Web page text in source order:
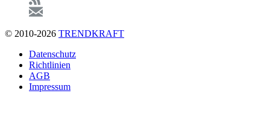
© 2010-2026 TRENDKRAFT
FußzeileDatenschutz
Richtlinien
AGB
Impressum